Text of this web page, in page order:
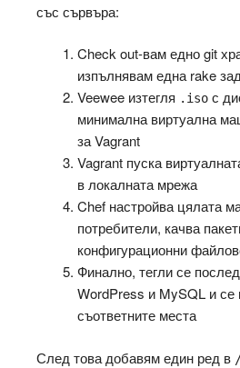
със сървъра:
Check out-вам едно git
изпълнявам една rake
Veewee изтегля .iso с
минимална виртуална
за Vagrant
Vagrant пуска
в локалната мрежа
Chef настройва цялата
потребители, качва
конфигурационни
Финално, тегли се
WordPress и MySQL и се
съответните места
След това добавям един ред в